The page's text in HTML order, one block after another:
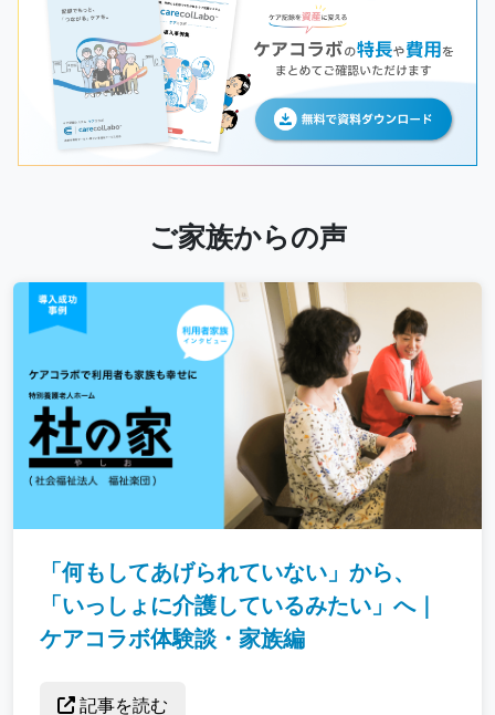
ご家族からの声
「何もしてあげられていない」から、
「いっしょに介護しているみたい」へ｜
ケアコラボ体験談・家族編
記事を読む